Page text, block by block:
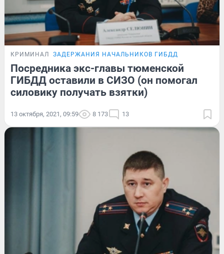
КРИМИНАЛ ЗАДЕРЖАНИЯ НАЧАЛЬНИКОВ ГИБДД
Посредника экс-главы тюменской
ГИБДД оставили в СИЗО (он помогал
силовику получать взятки)
13 октября, 2021, 09:59 8 173 13